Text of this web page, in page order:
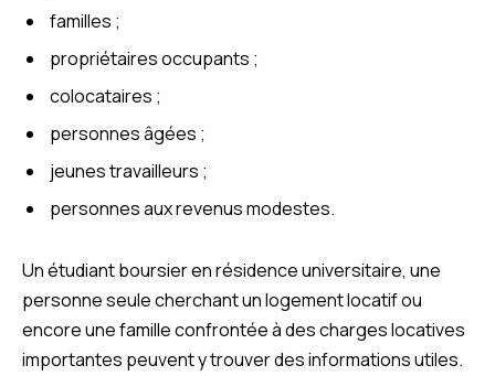
familles ;
propriétaires occupants ;
colocataires ;
personnes âgées ;
jeunes travailleurs ;
personnes aux revenus modestes.
Un étudiant boursier en résidence universitaire, une
personne seule cherchant un logement locatif ou
encore une famille confrontée à des charges locatives
importantes peuvent y trouver des informations utiles.